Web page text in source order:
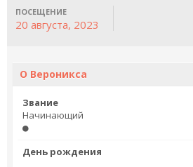
ПОСЕЩЕНИЕ
20 августа, 2023
О Вероникса
Звание
Начинающий
День рождения